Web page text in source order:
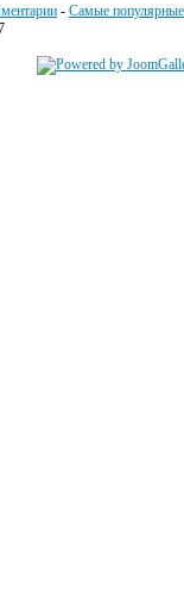
- Самые популярные